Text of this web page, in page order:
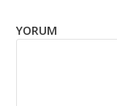
YORUM